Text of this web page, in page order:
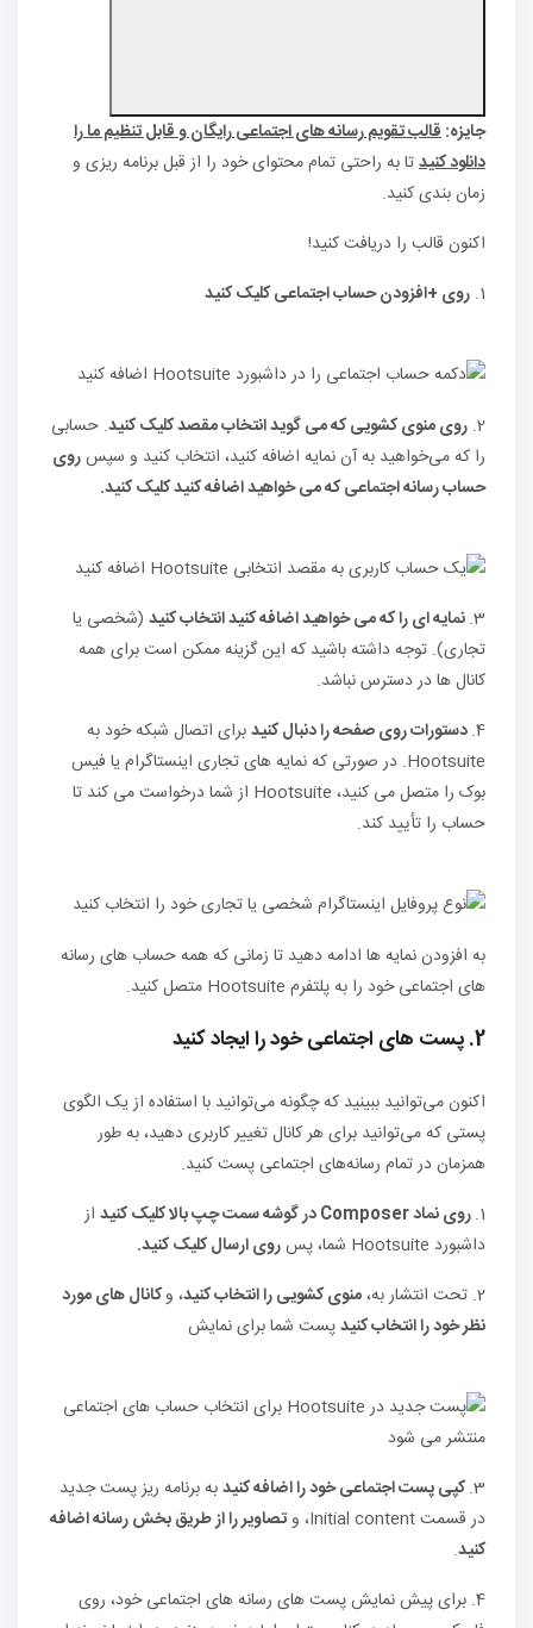
جایزه:قالب تقویم رسانه های اجتماعی رایگان و قابل تنظیم ما را
دانلود کنیدتا به راحتی تمام محتوای خود را از قبل برنامه ریزی و
زمان بندی کنید.
اکنون قالب را دریافت کنید!
1. روی +افزودن حساب اجتماعی کلیک کنید
2. روی منوی کشویی که می گوید انتخاب مقصد کلیک کنید. حسابی
را که می‌خواهید به آن نمایه اضافه کنید، انتخاب کنید و سپسروی
حساب رسانه اجتماعی که می خواهید اضافه کنید کلیک کنید.
3. نمایه ای را که می خواهید اضافه کنید انتخاب کنید (شخصی یا
تجاری). توجه داشته باشید که این گزینه ممکن است برای همه
کانال ها در دسترس نباشد.
4. دستورات روی صفحه را دنبال کنیدبرای اتصال شبکه خود به
Hootsuite. در صورتی که نمایه های تجاری اینستاگرام یا فیس
بوک را متصل می کنید، Hootsuite از شما درخواست می کند تا
حساب را تأیید کند.
به افزودن نمایه ها ادامه دهید تا زمانی که همه حساب های رسانه
های اجتماعی خود را به پلتفرم Hootsuite متصل کنید.
2. پست های اجتماعی خود را ایجاد کنید
اکنون می‌توانید ببینید که چگونه می‌توانید با استفاده از یک الگوی
پستی که می‌توانید برای هر کانال تغییر کاربری دهید، به طور
همزمان در تمام رسانه‌های اجتماعی پست کنید.
1. روی نماد Composer در گوشه سمت چپ بالا کلیک کنید
از
داشبورد Hootsuite شما، پس
روی ارسال کلیک کنید.
2. تحت انتشار به،
منوی کشویی را انتخاب کنید، وکانال های مورد
نظر خود را انتخاب کنیدپست شما برای نمایش
3. کپی پست اجتماعی خود را اضافه کنیدبه برنامه ریز پست جدید
در قسمت Initial content، و
تصاویر را از طریق بخش رسانه اضافه
کنید.
4. برای پیش نمایش پست های رسانه های اجتماعی خود، روی